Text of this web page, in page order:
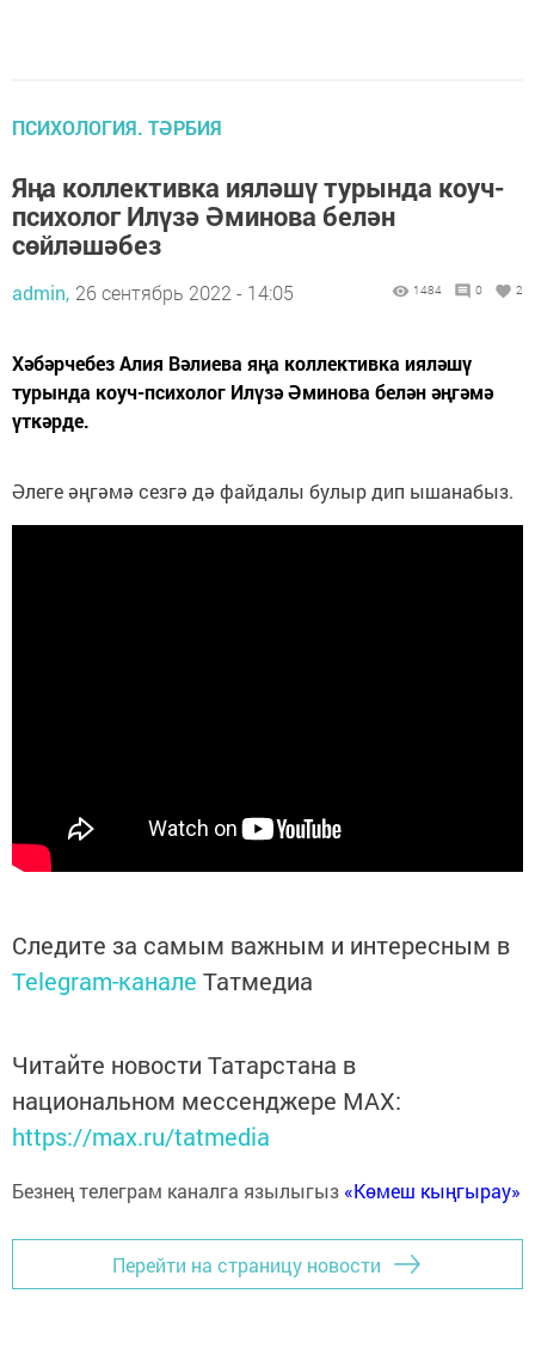
ПСИХОЛОГИЯ. ТӘРБИЯ
Яңа коллективка ияләшү турында коуч-
психолог Илүзә Әминова белән
сөйләшәбез
admin, 26 сентябрь 2022 - 14:05 1484 0 2
Хәбәрчебез Алия Вәлиева яңа коллективка ияләшү
турында коуч-психолог Илүзә Әминова белән әңгәмә
үткәрде.
Әлеге әңгәмә сезгә дә файдалы булыр дип ышанабыз.
Следите за самым важным и интересным в
Telegram-канале Татмедиа
Читайте новости Татарстана в
национальном мессенджере MАХ:
https://max.ru/tatmedia
Безнең телеграм каналга язылыгыз «Көмеш кыңгырау»
Перейти на страницу новости